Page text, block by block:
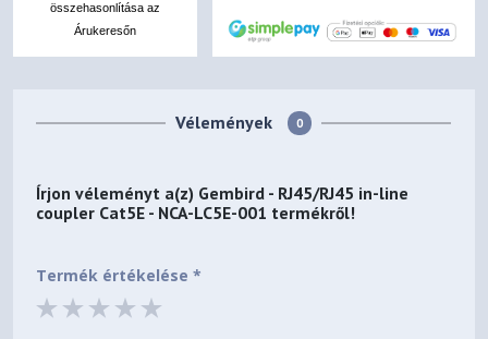
összehasonlítása az
Árukeresőn
Vélemények 0
Írjon véleményt a(z) Gembird - RJ45/RJ45 in-line
coupler Cat5E - NCA-LC5E-001 termékről!
Termék értékelése *